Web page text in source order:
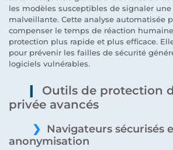
les modèles susceptibles de signaler
malveillante. Cette analyse automatisée
compenser le temps de réaction
protection plus rapide et plus efficace.
pour prévenir les failles de sécurité
logiciels vulnérables.
Outils de protection
privée avancés
Navigateurs sécurisés
anonymisation